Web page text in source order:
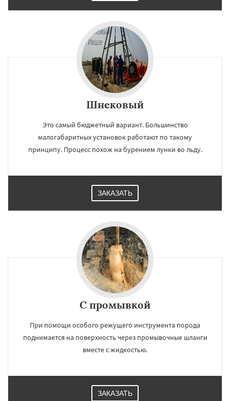
Шнековый
Это самый бюджетный вариант. Большинство
малогабаритных установок работают по такому
принципу. Процесс похож на бурением лунки во льду.
ЗАКАЗАТЬ
С промывкой
При помощи особого режущего инструмента порода
поднимается на поверхность через промывочные шланги
вместе с жидкостью.
ЗАКАЗАТЬ